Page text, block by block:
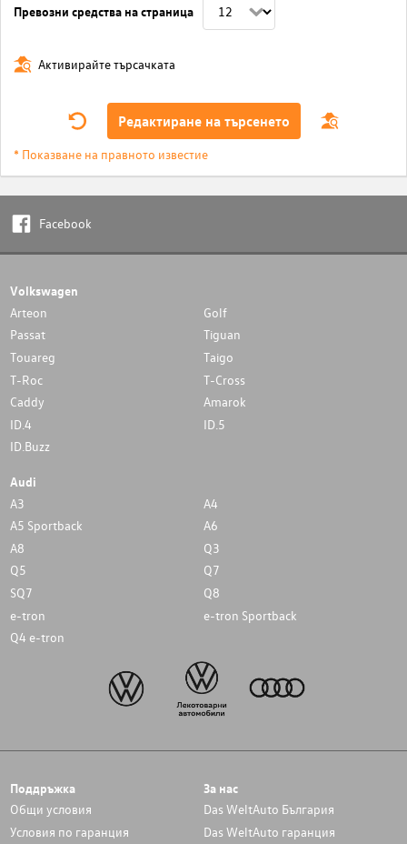
Превозни средства на страница
Активирайте търсачката
Редактиране на търсенето
* Показване на правното известие
Facebook
Volkswagen
Arteon
Golf
Passat
Tiguan
Touareg
Taigo
T-Roc
T-Cross
Caddy
Amarok
ID.4
ID.5
ID.Buzz
Audi
A3
A4
A5 Sportback
A6
A8
Q3
Q5
Q7
SQ7
Q8
e-tron
e-tron Sportback
Q4 e-tron
Поддръжка
Общи условия
Условия по гаранция
За нас
Das WeltAuto България
Das WeltAuto гаранция